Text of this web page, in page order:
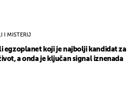
I MISTERIJ
egzoplanet koji je najbolji kandidat za
a onda je ključan signal iznenada